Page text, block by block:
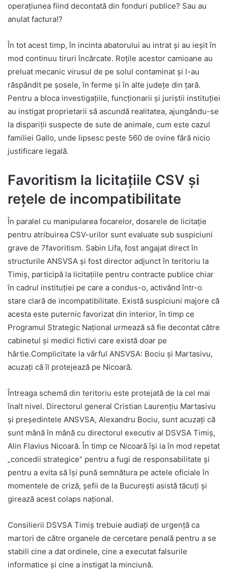
operațiunea fiind decontată din fonduri publice? Sau au
anulat factura!?
În tot acest timp, în incinta abatorului au intrat și au ieșit în
mod continuu tiruri încărcate. Roțile acestor camioane au
preluat mecanic virusul de pe solul contaminat și l-au
răspândit pe șosele, în ferme și în alte județe din țară.
Pentru a bloca investigațiile, funcționarii și juriștii instituției
au instigat proprietarii să ascundă realitatea, ajungându-se
la dispariții suspecte de sute de animale, cum este cazul
familiei Gallo, unde lipsesc peste 560 de ovine fără nicio
justificare legală.
Favoritism la licitațiile CSV și
rețele de incompatibilitate
În paralel cu manipularea focarelor, dosarele de licitație
pentru atribuirea CSV-urilor sunt evaluate sub suspiciuni
grave de 7favoritism. Sabin Lifa, fost angajat direct în
structurile ANSVSA și fost director adjunct în teritoriu la
Timiș, participă la licitațiile pentru contracte publice chiar
în cadrul instituției pe care a condus-o, activând într-o
stare clară de incompatibilitate. Există suspiciuni majore că
acesta este puternic favorizat din interior, în timp ce
Programul Strategic Național urmează să fie decontat către
cabinetul și medici fictivi care există doar pe
hârtie.Complicitate la vârful ANSVSA: Bociu și Martasivu,
acuzați că îl protejează pe Nicoară.
Întreaga schemă din teritoriu este protejată de la cel mai
înalt nivel. Directorul general Cristian Laurențiu Martasivu
și președintele ANSVSA, Alexandru Bociu, sunt acuzați că
sunt mână în mână cu directorul executiv al DSVSA Timiș,
Alin Flavius Nicoară. În timp ce Nicoară își ia în mod repetat
„concedii strategice” pentru a fugi de responsabilitate și
pentru a evita să își pună semnătura pe actele oficiale în
momentele de criză, șefii de la București asistă tăcuți și
girează acest colaps național.
Consilierii DSVSA Timiș trebuie audiați de urgență ca
martori de către organele de cercetare penală pentru a se
stabili cine a dat ordinele, cine a executat falsurile
informatice și cine a instigat la minciună.